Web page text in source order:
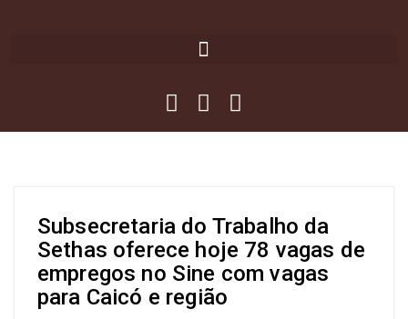
Subsecretaria do Trabalho da
Sethas oferece hoje 78 vagas de
empregos no Sine com vagas
para Caicó e região